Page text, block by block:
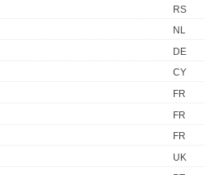
RS
NL
DE
CY
FR
FR
FR
UK